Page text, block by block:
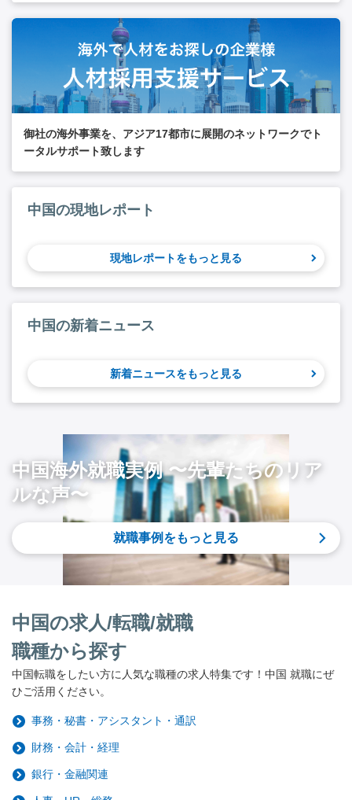
御社の海外事業を、アジア17都市に展開のネットワークでト
ータルサポート致します
中国の現地レポート
現地レポートをもっと見る
中国の新着ニュース
新着ニュースをもっと見る
中国海外就職実例 〜先輩たちのリア
ルな声〜
就職事例をもっと見る
中国の求人/転職/就職
職種から探す
中国転職をしたい方に人気な職種の求人特集です！中国 就職にぜ
ひご活用ください。
事務・秘書・アシスタント・通訳
財務・会計・経理
銀行・金融関連